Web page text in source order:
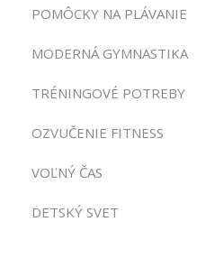
POMÔCKY NA PLÁVANIE
MODERNÁ GYMNASTIKA
TRÉNINGOVÉ POTREBY
OZVUČENIE FITNESS
VOĽNÝ ČAS
DETSKÝ SVET